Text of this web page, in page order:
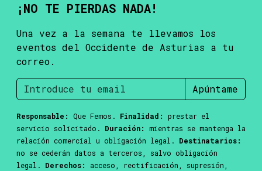
¡NO TE PIERDAS NADA!
Una vez a la semana te llevamos los
eventos del Occidente de Asturias a tu
correo.
Apúntame
Responsable: Que Femos. Finalidad:
prestar el
servicio solicitado. Duración:
mientras se mantenga la
relación comercial u obligación legal. Destinatarios:
no se cederán datos a terceros, salvo obligación
legal. Derechos:
acceso, rectificación, supresión,